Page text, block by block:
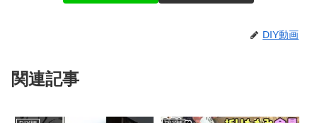
DIY動画
関連記事